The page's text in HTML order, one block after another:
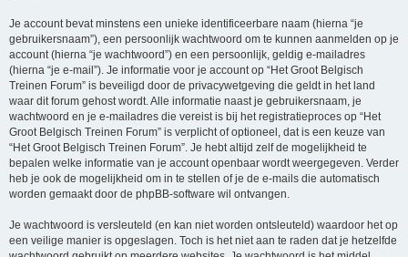
Je account bevat minstens een unieke identificeerbare naam (hierna “je
gebruikersnaam”), een persoonlijk wachtwoord om te kunnen aanmelden op je
account (hierna “je wachtwoord”) en een persoonlijk, geldig e-mailadres
(hierna “je e-mail”). Je informatie voor je account op “Het Groot Belgisch
Treinen Forum” is beveiligd door de privacywetgeving die geldt in het land
waar dit forum gehost wordt. Alle informatie naast je gebruikersnaam, je
wachtwoord en je e-mailadres die vereist is bij het registratieproces op “Het
Groot Belgisch Treinen Forum” is verplicht of optioneel, dat is een keuze van
“Het Groot Belgisch Treinen Forum”. Je hebt altijd zelf de mogelijkheid te
bepalen welke informatie van je account openbaar wordt weergegeven. Verder
heb je ook de mogelijkheid om in te stellen of je de e-mails die automatisch
worden gemaakt door de phpBB-software wil ontvangen.
Je wachtwoord is versleuteld (en kan niet worden ontsleuteld) waardoor het op
een veilige manier is opgeslagen. Toch is het niet aan te raden dat je hetzelfde